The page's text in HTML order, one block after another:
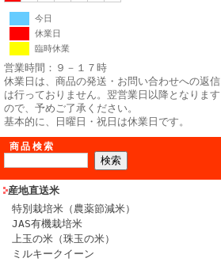
今日
休業日
臨時休業
営業時間：９－１７時
休業日は、商品の発送・お問い合わせへの返信
は行っておりません。翌営業日以降となります
ので、予めご了承ください。
基本的に、日曜日・祝日は休業日です。
商品検索
産地直送米
特別栽培米（農薬節減米）
JAS有機栽培米
上玉の米（珠玉の米）
ミルキークイーン